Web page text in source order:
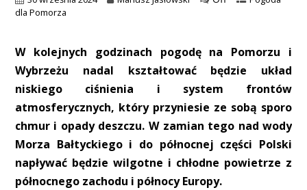
dla Pomorza
W kolejnych godzinach pogodę na Pomorzu i
Wybrzeżu nadal kształtować będzie układ
niskiego ciśnienia i system frontów
atmosferycznych, który przyniesie ze sobą sporo
chmur i opady deszczu. W zamian tego nad wody
Morza Bałtyckiego i do północnej części Polski
napływać będzie wilgotne i chłodne powietrze z
północnego zachodu i północy Europy.